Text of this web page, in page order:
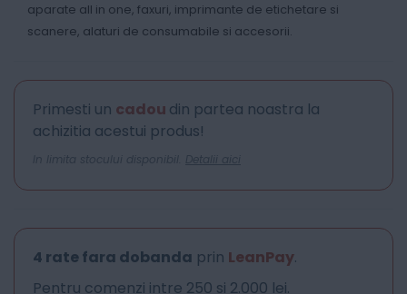
aparate all in one, faxuri, imprimante de etichetare si
scanere, alaturi de consumabile si accesorii.
Primesti un cadou din partea noastra la
achizitia acestui produs!
In limita stocului disponibil. Detalii aici
4 rate fara dobanda prin LeanPay.
Pentru comenzi intre 250 si 2.000 lei.